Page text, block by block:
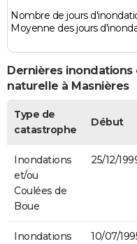
Nombre de jours
Moyenne des jours
Dernières
naturelle à Masnières
Type de
catastrophe
Début
Inondations
et/ou
Coulées de
Boue
25/12/
Inondations
10/07/